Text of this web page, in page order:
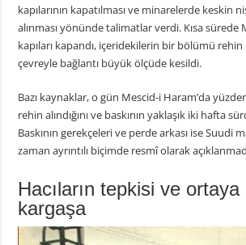
kapılarının kapatılması ve minarelerde keskin
alınması yönünde talimatlar verdi. Kısa sürede
kapıları kapandı, içeridekilerin bir bölümü
çevreyle bağlantı büyük ölçüde kesildi.
Bazı kaynaklar, o gün Mescid-i Haram’da
rehin alındığını ve baskının yaklaşık iki hafta
Baskının gerekçeleri ve perde arkası ise Suudi
zaman ayrıntılı biçimde resmî olarak
Hacıların tepkisi ve ortaya
kargaşa